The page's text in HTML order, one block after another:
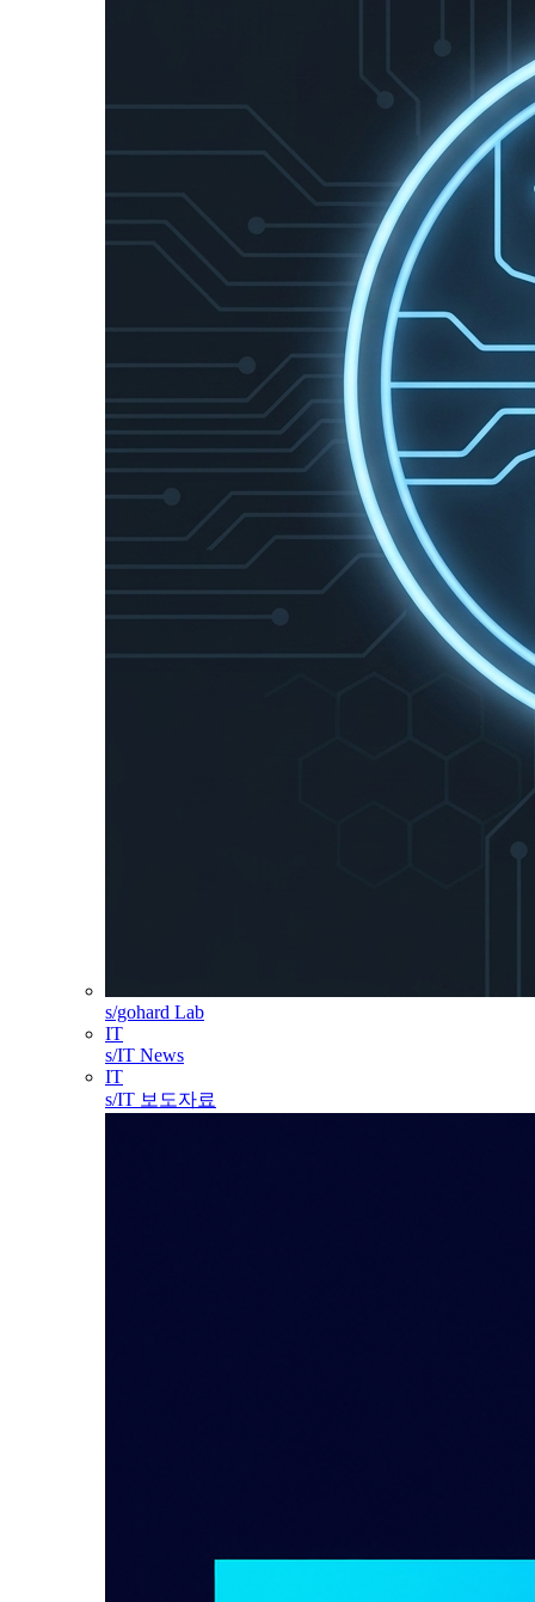
s/gohard Lab
IT
s/IT News
IT
s/IT 보도자료